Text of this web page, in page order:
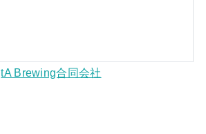
tA Brewing合同会社